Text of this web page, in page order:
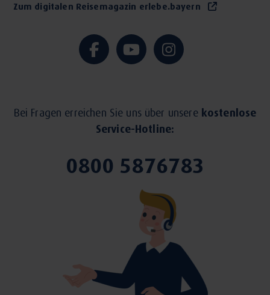
Zum digitalen Reisemagazin erlebe.bayern
Bei Fragen erreichen Sie uns über unsere kostenlose
Service-Hotline:
0800 5876783